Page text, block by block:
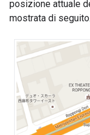
posizione attuale
mostrata di seguito.